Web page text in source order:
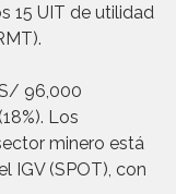
15 UIT de utilidad
96,000
Los
minero está
IGV (SPOT), con